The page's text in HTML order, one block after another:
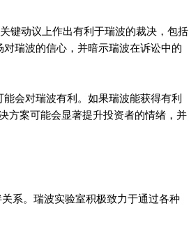
键动议上作出有利于瑞波的裁决，包括
瑞波的信心，并暗示瑞波在诉讼中的
会对瑞波有利。如果瑞波能获得有利
方案可能会显著提升投资者的情绪，并
系。瑞波实验室积极致力于通过各种